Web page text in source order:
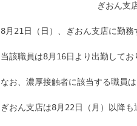
ぎおん支
8月21日（日）、ぎおん支店に勤
当該職員は8月16日より出勤してお
なお、濃厚接触者に該当する職員
ぎおん支店は8月22日（月）以降も